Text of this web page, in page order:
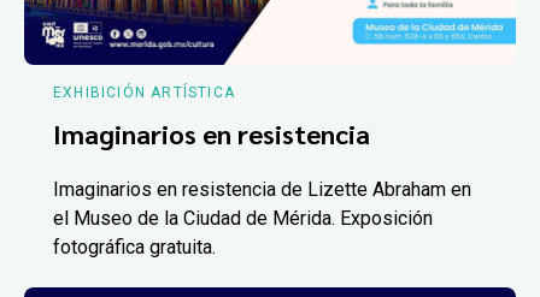
EXHIBICIÓN ARTÍSTICA
Imaginarios en resistencia
Imaginarios en resistencia de Lizette Abraham en
el Museo de la Ciudad de Mérida. Exposición
fotográfica gratuita.